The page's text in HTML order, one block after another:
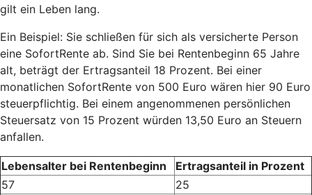
gilt ein Leben lang.
Ein Beispiel: Sie schließen für sich als versicherte Person
eine SofortRente ab. Sind Sie bei Rentenbeginn 65 Jahre
alt, beträgt der Ertragsanteil 18 Prozent. Bei einer
monatlichen SofortRente von 500 Euro wären hier 90 Euro
steuerpflichtig. Bei einem angenommenen persönlichen
Steuersatz von 15 Prozent würden 13,50 Euro an Steuern
anfallen.
Lebensalter bei Rentenbeginn
Ertragsanteil in Prozent
57
25